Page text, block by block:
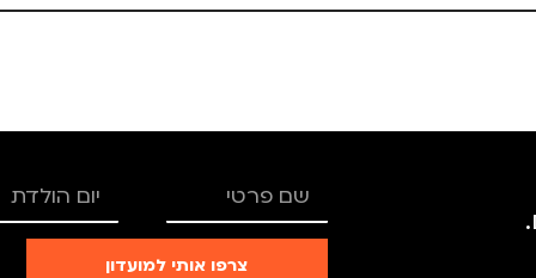
מותגים TROIKA מותגים
צרפו אותי למועדון